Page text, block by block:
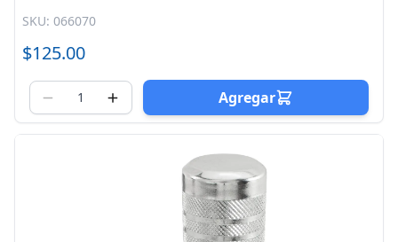
SKU: 066070
$125.00
Agregar